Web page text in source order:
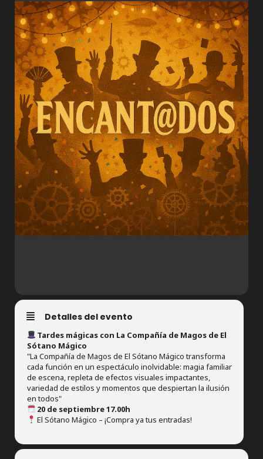
Detalles del evento
Tardes mágicas con La Compañía de Magos de El
Sótano Mágico
"La Compañía de Magos de El Sótano Mágico transforma
cada función en un espectáculo inolvidable: magia familiar
de escena, repleta de efectos visuales impactantes,
variedad de estilos y momentos que despiertan la ilusión
en todos"
20 de septiembre 17.00h
El Sótano Mágico – ¡Compra ya tus entradas!